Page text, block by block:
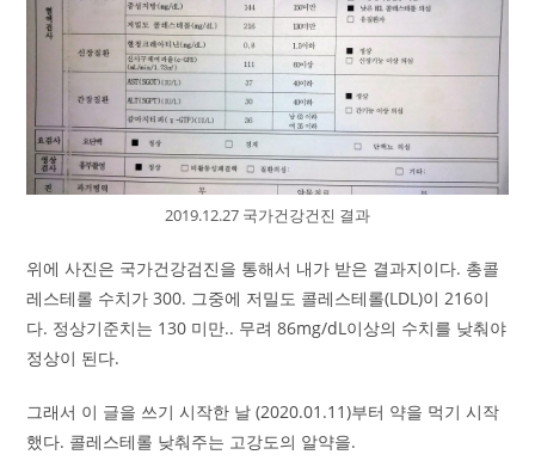
2019.12.27 국가건강건진 결과
위에 사진은 국가건강검진을 통해서 내가 받은 결과지이다. 총콜
레스테롤 수치가 300. 그중에 저밀도 콜레스테롤(LDL)이 216이
다. 정상기준치는 130 미만.. 무려 86mg/dL이상의 수치를 낮춰야
정상이 된다.
그래서 이 글을 쓰기 시작한 날 (2020.01.11)부터 약을 먹기 시작
했다. 콜레스테롤 낮춰주는 고강도의 알약을.